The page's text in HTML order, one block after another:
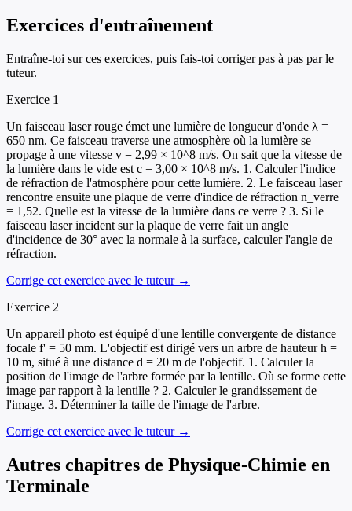
Exercices d'entraînement
Entraîne-toi sur ces exercices, puis fais-toi corriger pas à pas par le
tuteur.
Exercice 1
Un faisceau laser rouge émet une lumière de longueur d'onde λ =
650 nm. Ce faisceau traverse une atmosphère où la lumière se
propage à une vitesse v = 2,99 × 10^8 m/s. On sait que la vitesse de
la lumière dans le vide est c = 3,00 × 10^8 m/s. 1. Calculer l'indice
de réfraction de l'atmosphère pour cette lumière. 2. Le faisceau laser
rencontre ensuite une plaque de verre d'indice de réfraction n_verre
= 1,52. Quelle est la vitesse de la lumière dans ce verre ? 3. Si le
faisceau laser incident sur la plaque de verre fait un angle
d'incidence de 30° avec la normale à la surface, calculer l'angle de
réfraction.
Corrige cet exercice avec le tuteur →
Exercice 2
Un appareil photo est équipé d'une lentille convergente de distance
focale f' = 50 mm. L'objectif est dirigé vers un arbre de hauteur h =
10 m, situé à une distance d = 20 m de l'objectif. 1. Calculer la
position de l'image de l'arbre formée par la lentille. Où se forme cette
image par rapport à la lentille ? 2. Calculer le grandissement de
l'image. 3. Déterminer la taille de l'image de l'arbre.
Corrige cet exercice avec le tuteur →
Autres chapitres de Physique-Chimie en
Terminale